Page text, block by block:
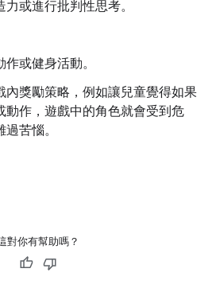
或進行批判性思考。
或健身活動。
內獎勵策略，例如讓兒童覺得如果
動作，遊戲中的角色就會受到危
苦惱。
對你有幫助嗎？